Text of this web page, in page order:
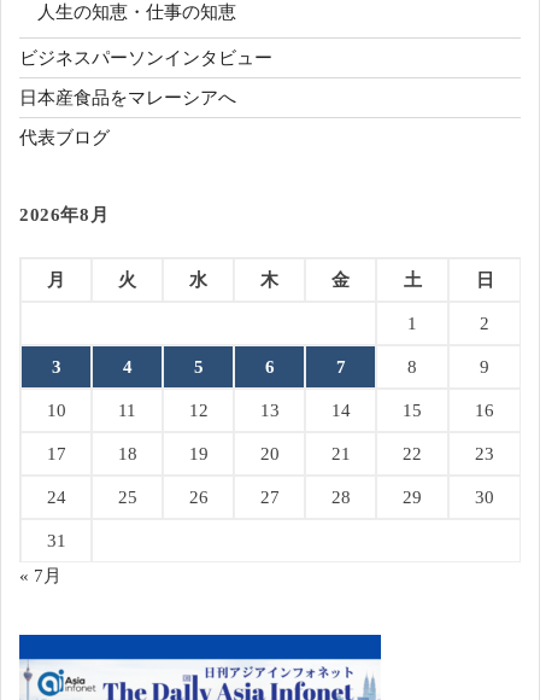
人生の知恵・仕事の知恵
ビジネスパーソンインタビュー
日本産食品をマレーシアへ
代表ブログ
2026年8月
月 火 水 木 金 土 日
1 2
3 4 5 6 7 8 9
10 11 12 13 14 15 16
17 18 19 20 21 22 23
24 25 26 27 28 29 30
31
« 7月